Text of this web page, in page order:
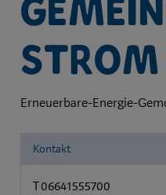
Strom
Erneuerbare-Energie-
Kontakt
T 06641555700